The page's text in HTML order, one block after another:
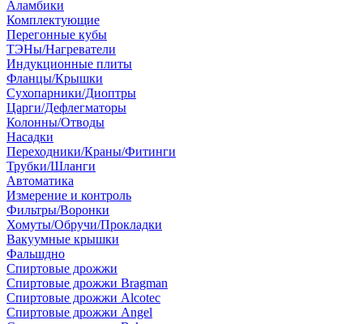
Аламбики
Комплектующие
Перегонные кубы
ТЭНы/Нагреватели
Индукционные плиты
Фланцы/Крышки
Сухопарники/Диоптры
Царги/Дефлегматоры
Колонны/Отводы
Насадки
Переходники/Краны/Фитинги
Трубки/Шланги
Автоматика
Измерение и контроль
Фильтры/Воронки
Хомуты/Обручи/Прокладки
Вакуумные крышки
Фальшдно
Спиртовые дрожжи
Спиртовые дрожжи Bragman
Спиртовые дрожжи Alcotec
Спиртовые дрожжи Angel